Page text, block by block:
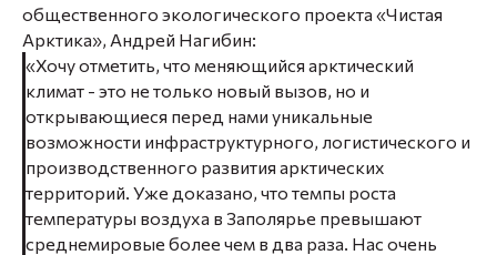
общественного экологического проекта «Чистая
Арктика», Андрей Нагибин:
«Хочу отметить, что меняющийся арктический
климат - это не только новый вызов, но и
открывающиеся перед нами уникальные
возможности инфраструктурного, логистического и
производственного развития арктических
территорий. Уже доказано, что темпы роста
температуры воздуха в Заполярье превышают
среднемировые более чем в два раза. Нас очень